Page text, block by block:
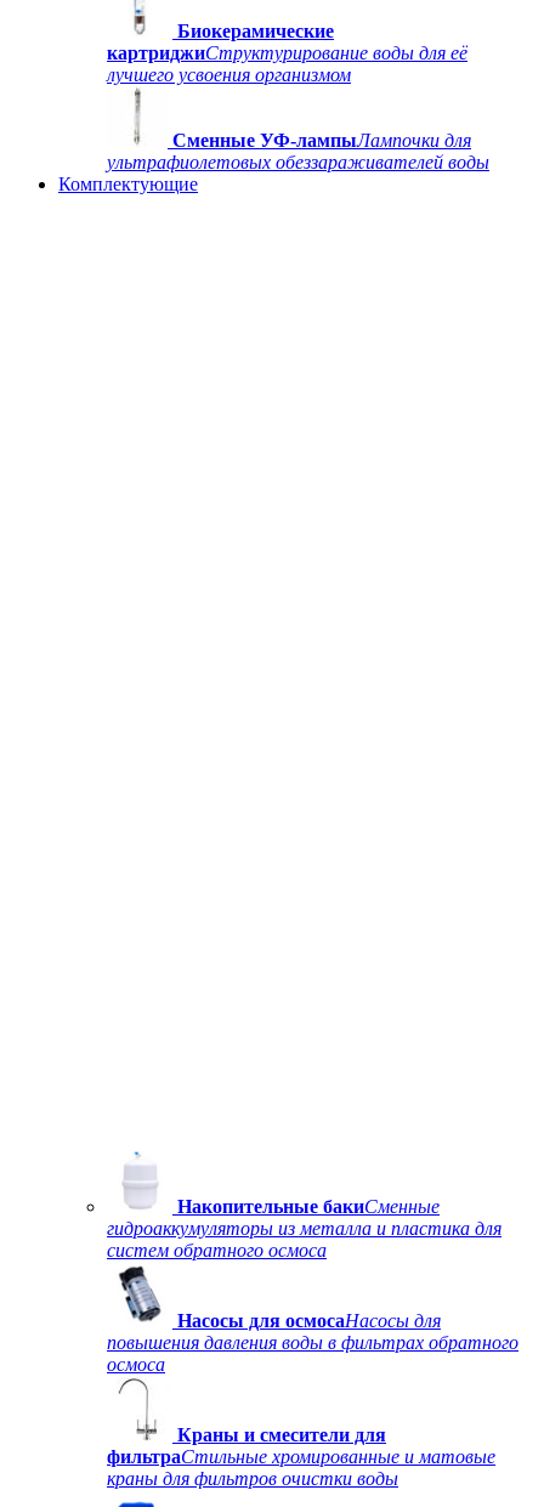
Биокерамические
картриджиСтруктурирование воды для её
лучшего усвоения организмом
Сменные УФ-лампыЛампочки для
ультрафиолетовых обеззараживателей воды
Комплектующие
Накопительные бакиСменные
гидроаккумуляторы из металла и пластика для
систем обратного осмоса
Насосы для осмосаНасосы для
повышения давления воды в фильтрах обратного
осмоса
Краны и смесители для
фильтраСтильные хромированные и матовые
краны для фильтров очистки воды